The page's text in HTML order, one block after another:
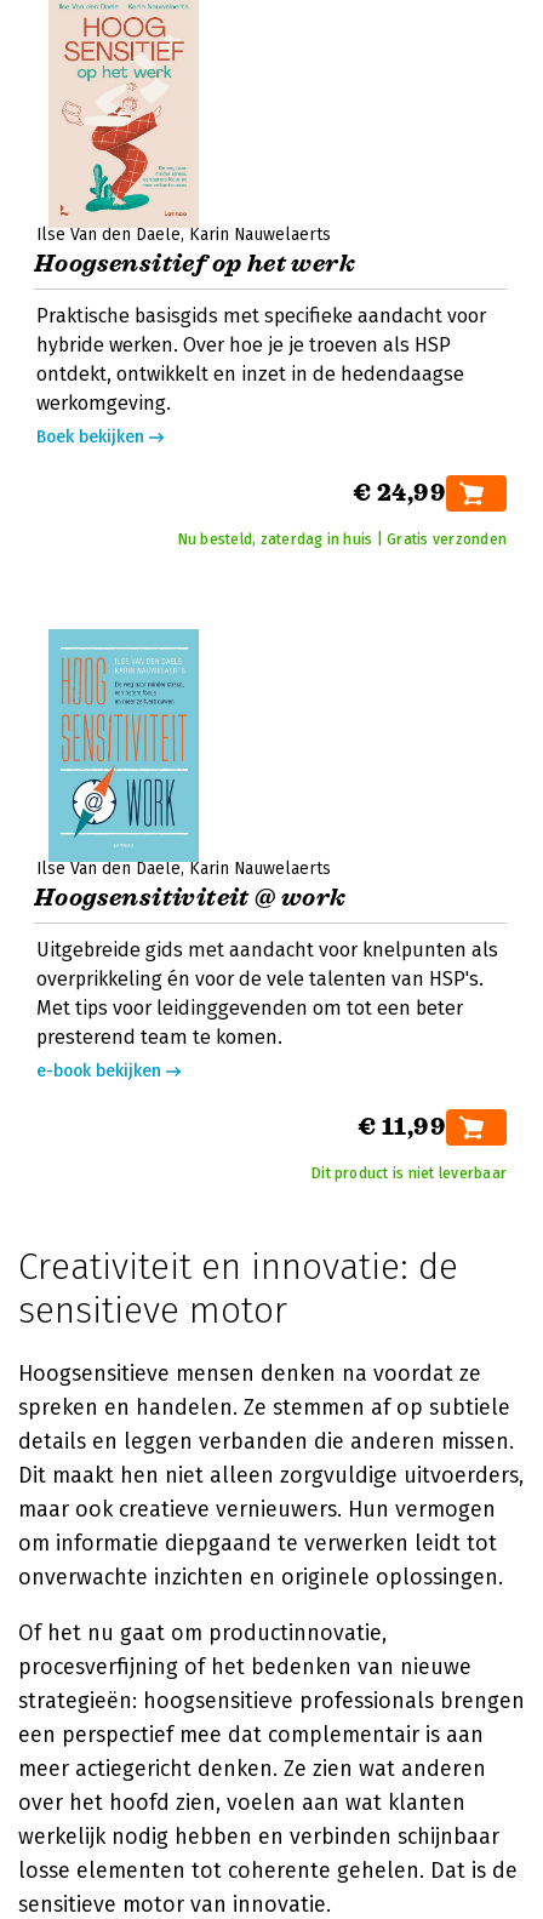
Ilse Van den Daele Karin Nauwelaerts
Hoogsensitief op het werk
Praktische basisgids met specifieke aandacht voor
hybride werken. Over hoe je je troeven als HSP
ontdekt, ontwikkelt en inzet in de hedendaagse
werkomgeving.
Boek bekijken
€ 24,99
Nu besteld, zaterdag in huis | Gratis verzonden
Ilse Van den Daele Karin Nauwelaerts
Hoogsensitiviteit @ work
Uitgebreide gids met aandacht voor knelpunten als
overprikkeling én voor de vele talenten van HSP's.
Met tips voor leidinggevenden om tot een beter
presterend team te komen.
e-book bekijken
€ 11,99
Dit product is niet leverbaar
Creativiteit en innovatie: de
sensitieve motor
Hoogsensitieve mensen denken na voordat ze
spreken en handelen. Ze stemmen af op subtiele
details en leggen verbanden die anderen missen.
Dit maakt hen niet alleen zorgvuldige uitvoerders,
maar ook creatieve vernieuwers. Hun vermogen
om informatie diepgaand te verwerken leidt tot
onverwachte inzichten en originele oplossingen.
Of het nu gaat om productinnovatie,
procesverfijning of het bedenken van nieuwe
strategieën: hoogsensitieve professionals brengen
een perspectief mee dat complementair is aan
meer actiegericht denken. Ze zien wat anderen
over het hoofd zien, voelen aan wat klanten
werkelijk nodig hebben en verbinden schijnbaar
losse elementen tot coherente gehelen. Dat is de
sensitieve motor van innovatie.